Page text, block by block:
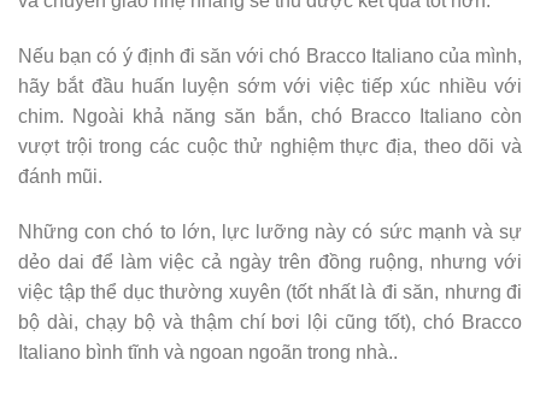
Nếu bạn có ý định đi săn với chó Bracco Italiano của mình,
hãy bắt đầu huấn luyện sớm với việc tiếp xúc nhiều với
chim. Ngoài khả năng săn bắn, chó Bracco Italiano còn
vượt trội trong các cuộc thử nghiệm thực địa, theo dõi và
đánh mũi.
Những con chó to lớn, lực lưỡng này có sức mạnh và sự
dẻo dai để làm việc cả ngày trên đồng ruộng, nhưng với
việc tập thể dục thường xuyên (tốt nhất là đi săn, nhưng đi
bộ dài, chạy bộ và thậm chí bơi lội cũng tốt), chó Bracco
Italiano bình tĩnh và ngoan ngoãn trong nhà..